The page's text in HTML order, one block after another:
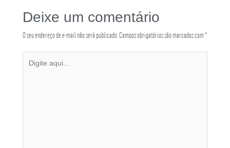
Deixe um comentário
O seu endereço de e-mail não será publicado. Campos obrigatórios são marcados com*